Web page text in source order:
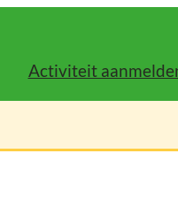
Activiteit